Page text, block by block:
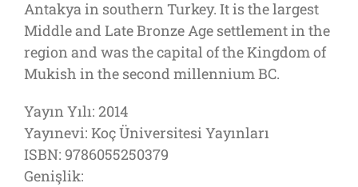
Antakya in southern Turkey. It is the largest
Middle and Late Bronze Age settlement in the
region and was the capital of the Kingdom of
Mukish in the second millennium BC.
Yayın Yılı: 2014
Yayınevi: Koç Üniversitesi Yayınları
ISBN: 9786055250379
Genişlik: